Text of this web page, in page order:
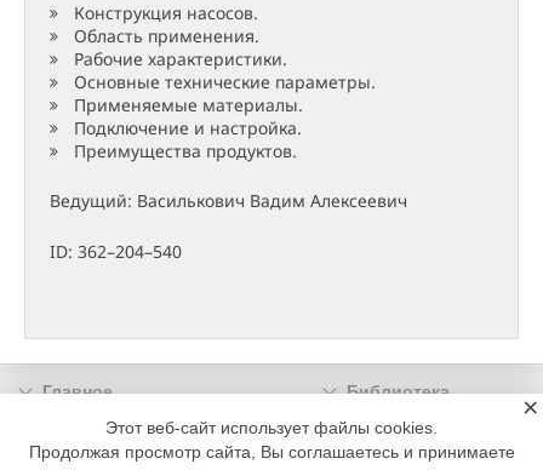
Конструкция насосов.
Область применения.
Рабочие характеристики.
Основные технические параметры.
Применяемые материалы.
Подключение и настройка.
Преимущества продуктов.
Ведущий: Василькович Вадим Алексеевич
ID: 362–204–540
Главное
Библиотека
Подписка
Реклама
Информация
Этот веб-сайт использует файлы cookies.
Продолжая просмотр сайта, Вы соглашаетесь и принимаете
×